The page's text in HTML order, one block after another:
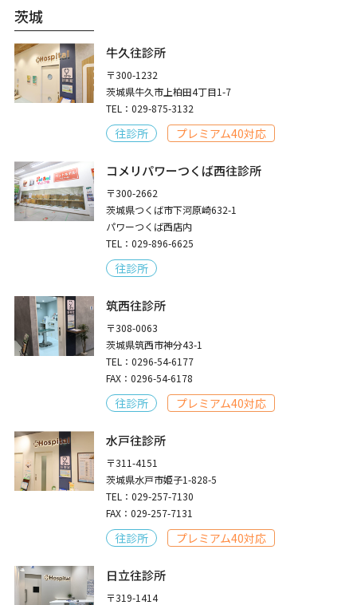
茨城
牛久往診所
〒300-1232
茨城県牛久市上柏田4丁目1-7
TEL：029-875-3132
往診所 プレミアム40対応
コメリパワーつくば西往診所
〒300-2662
茨城県つくば市下河原崎632-1
パワーつくば西店内
TEL：029-896-6625
往診所
筑西往診所
〒308-0063
茨城県筑西市神分43-1
TEL：0296-54-6177
FAX：0296-54-6178
往診所 プレミアム40対応
水戸往診所
〒311-4151
茨城県水戸市姫子1-828-5
TEL：029-257-7130
FAX：029-257-7131
往診所 プレミアム40対応
日立往診所
〒319-1414